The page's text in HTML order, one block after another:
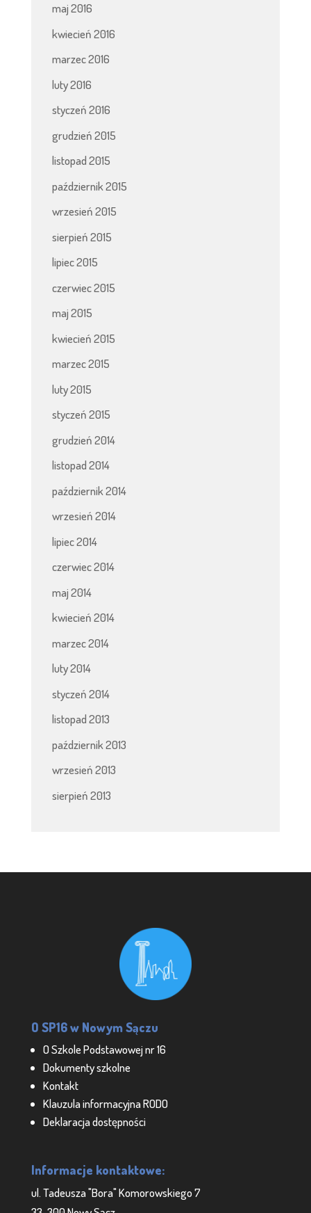
maj 2016
kwiecień 2016
marzec 2016
luty 2016
styczeń 2016
grudzień 2015
listopad 2015
październik 2015
wrzesień 2015
sierpień 2015
lipiec 2015
czerwiec 2015
maj 2015
kwiecień 2015
marzec 2015
luty 2015
styczeń 2015
grudzień 2014
listopad 2014
październik 2014
wrzesień 2014
lipiec 2014
czerwiec 2014
maj 2014
kwiecień 2014
marzec 2014
luty 2014
styczeń 2014
listopad 2013
październik 2013
wrzesień 2013
sierpień 2013
O SP16 w Nowym Sączu
O Szkole Podstawowej nr 16
Dokumenty szkolne
Kontakt
Klauzula informacyjna RODO
Deklaracja dostępności
Informacje kontaktowe:
ul. Tadeusza "Bora" Komorowskiego 7